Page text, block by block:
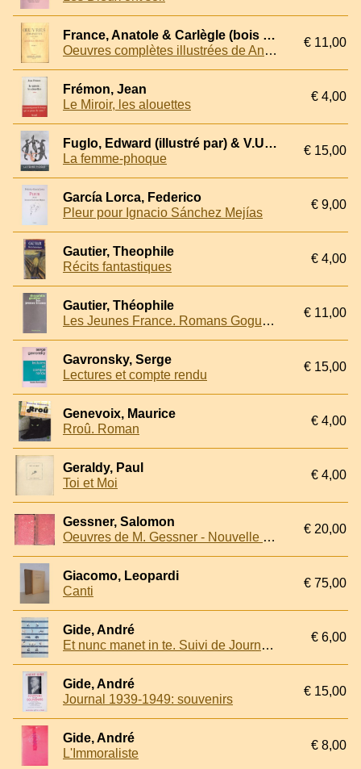
France, Anatole & Carlègle (bois gravés de) & Roubille (bois gravés de)
Oeuvres complètes illustrées de Anatole France. Tome V: Thaïs; L'Étui de nacre
€ 11,00
Frémon, Jean
Le Miroir, les alouettes
€ 4,00
Fuglo, Edward (illustré par) & V.U. Hammershaimb (écrit par (1891))
La femme-phoque
€ 15,00
García Lorca, Federico
Pleur pour Ignacio Sánchez Mejías
€ 9,00
Gautier, Theophile
Récits fantastiques
€ 4,00
Gautier, Théophile
Les Jeunes France. Romans Goguenards
€ 11,00
Gavronsky, Serge
Lectures et compte rendu
€ 15,00
Genevoix, Maurice
Rroû. Roman
€ 4,00
Geraldy, Paul
Toi et Moi
€ 4,00
Gessner, Salomon
Oeuvres de M. Gessner - Nouvelle édition (volume II and III)
€ 20,00
Giacomo, Leopardi
Canti
€ 75,00
Gide, André
Et nunc manet in te. Suivi de Journal Intime
€ 6,00
Gide, André
Journal 1939-1949: souvenirs
€ 15,00
Gide, André
L'Immoraliste
€ 8,00